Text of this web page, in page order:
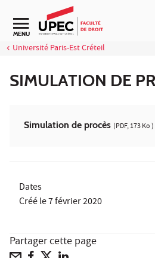
Aller au contenu
MENU
Université Paris-Est Créteil
SIMULATION DE
Simulation de procès (PDF, 173 Ko )
Dates
Créé le7 février 2020
Partager cette page